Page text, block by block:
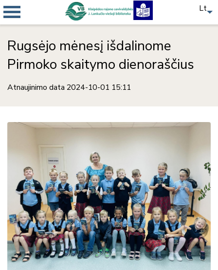
Rugsėjo mėnesį išdalinome
Pirmoko skaitymo dienoraščius
Atnaujinimo data 2024-10-01 15:11
Lt